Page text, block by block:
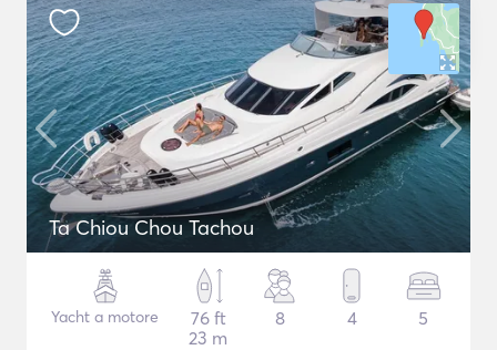
Ta Chiou Chou Tachou
Yacht a motore
76 ft
23 m
8 4 5